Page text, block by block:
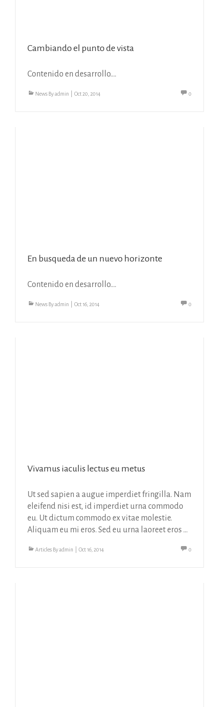
Cambiando el punto de vista
Contenido en desarrollo….
0
News Byadmin Oct 20, 2014
En busqueda de un nuevo horizonte
Contenido en desarrollo….
0
News Byadmin Oct 16, 2014
Vivamus iaculis lectus eu metus
Ut sed sapien a augue imperdiet fringilla. Nam
eleifend nisi est, id imperdiet urna commodo
eu. Ut dictum commodo ex vitae molestie.
Aliquam eu mi eros. Sed eu urna laoreet eros ...
0
Articles Byadmin Oct 16, 2014